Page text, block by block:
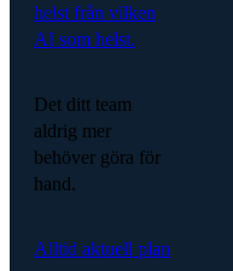
helst från vilken
AI som helst.
Det ditt team
aldrig mer
behöver göra för
hand.
Alltid aktuell plan